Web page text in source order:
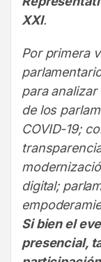
XXI.
Por primera
para
de los
COVID-19;
digital;
Si bien el
presencial,